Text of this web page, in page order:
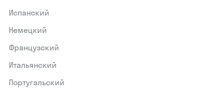
Испанский
Немецкий
Французский
Итальянский
Португальский